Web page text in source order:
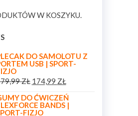
W KOSZYKU.
DO SAMOLOTU Z
USB | SPORT-
ZŁ 174,99 ZŁ
DO ĆWICZEŃ
BANDS |
FIZJO